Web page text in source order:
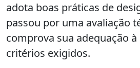
adota boas práticas de
passou por uma avaliação
comprova sua adequação
critérios exigidos.